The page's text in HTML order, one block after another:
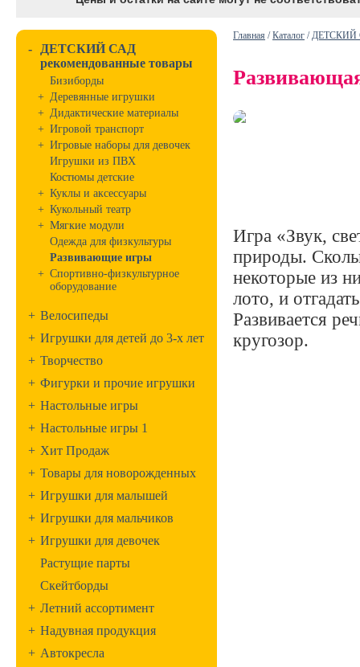
-
ДЕТСКИЙ САД
рекомендованные товары
Бизиборды
+ Деревянные игрушки
+ Дидактические материалы
+ Игровой транспорт
+ Игровые наборы для девочек
Игрушки из ПВХ
Костюмы детские
+ Куклы и аксессуары
+ Кукольный театр
+ Мягкие модули
Одежда для физкультуры
Развивающие игры
+ Спортивно-физкультурное
оборудование
+ Велосипеды
+ Игрушки для детей до 3-х лет
+ Творчество
+ Фигурки и прочие игрушки
+ Настольные игры
+ Настольные игры 1
+ Хит Продаж
+ Товары для новорожденных
+ Игрушки для малышей
+ Игрушки для мальчиков
+ Игрушки для девочек
Растущие парты
Скейтборды
+ Летний ассортимент
+ Надувная продукция
+ Автокресла
Главная /Каталог /ДЕТСКИЙ
Игра «Звук,
природы.
некоторые из
лото, и
Развивается
кругозор.